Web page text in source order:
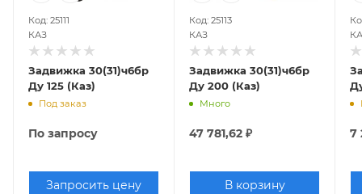
Код: 25111
КАЗ
Задвижка 30(31)ч6бр
Ду 125 (Каз)
Под заказ
По запросу
Запросить цену
Код: 25113
КАЗ
Задвижка 30(31)ч6бр
Ду 200 (Каз)
Много
47 781,62 ₽
В корзину
7